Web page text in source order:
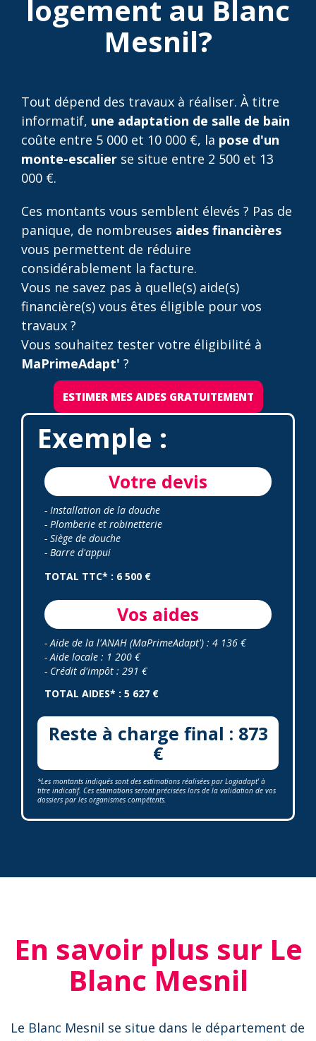
logement au Blanc
Mesnil?
Tout dépend des travaux à réaliser. À titre
informatif, une adaptation de salle de bain
coûte entre 5 000 et 10 000 €, la pose d'un
monte-escalier se situe entre 2 500 et 13
000 €.
Ces montants vous semblent élevés ? Pas de
panique, de nombreuses aides financières
vous permettent de réduire
considérablement la facture.
Vous ne savez pas à quelle(s) aide(s)
financière(s) vous êtes éligible pour vos
travaux ?
Vous souhaitez tester votre éligibilité à
MaPrimeAdapt' ?
ESTIMER MES AIDES GRATUITEMENT
Exemple :
Votre devis
- Installation de la douche
- Plomberie et robinetterie
- Siège de douche
- Barre d'appui
TOTAL TTC* : 6 500 €
Vos aides
- Aide de la l'ANAH (MaPrimeAdapt') : 4 136 €
- Aide locale : 1 200 €
- Crédit d'impôt : 291 €
TOTAL AIDES* : 5 627 €
Reste à charge final : 873
€
*Les montants indiqués sont des estimations réalisées par Logiadapt' à
titre indicatif. Ces estimations seront précisées lors de la validation de vos
dossiers par les organismes compétents.
En savoir plus sur Le
Blanc Mesnil
Le Blanc Mesnil se situe dans le département de